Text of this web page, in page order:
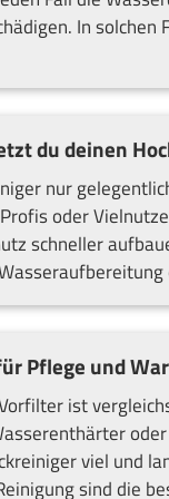
In
du deinen
nur
oder
schneller
Pflege und
ist
viel und
sind die